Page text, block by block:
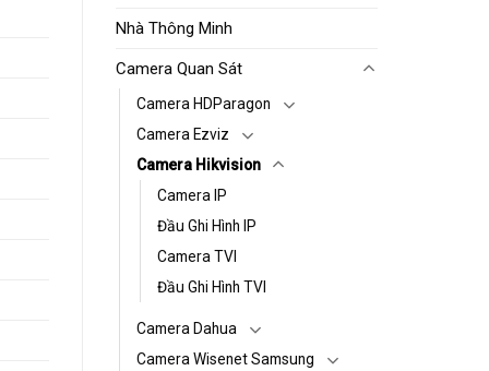
Nhà Thông Minh
Camera Quan Sát
Camera HDParagon
Camera Ezviz
Camera Hikvision
Camera IP
Đầu Ghi Hình IP
Camera TVI
Đầu Ghi Hình TVI
Camera Dahua
Camera Wisenet Samsung